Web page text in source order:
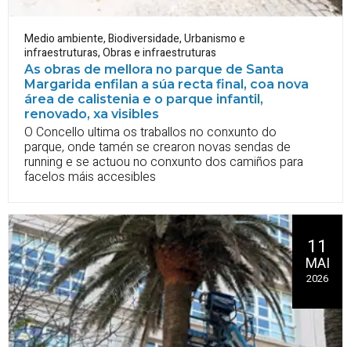
Medio ambiente,Biodiversidade,Urbanismo e
infraestruturas,Obras e infraestruturas
As obras de mellora no parque de Santa
Margarida enfilan a súa recta final, coa nova
área de calistenia e o parque infantil,
renovado, xa visibles
O Concello ultima os traballos no conxunto do
parque, onde tamén se crearon novas sendas de
running e se actuou no conxunto dos camiños para
facelos máis accesibles
11
MAI
2026